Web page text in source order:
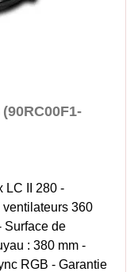
LC II 280 -
360
Surface de
: 380 mm -
RGB - Garantie